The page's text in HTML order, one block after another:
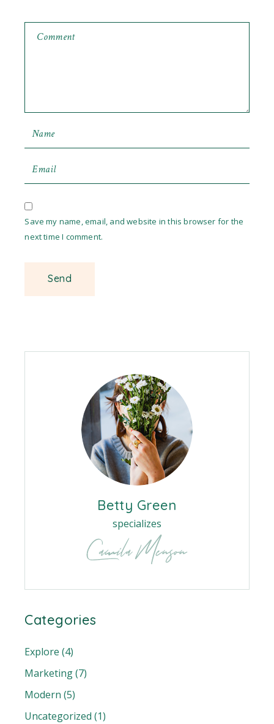
Save my name, email, and website in this browser for the
next time I comment.
Betty Green
specializes
Categories
Explore (4)
Marketing(7)
Modern (5)
Uncategorized (1)